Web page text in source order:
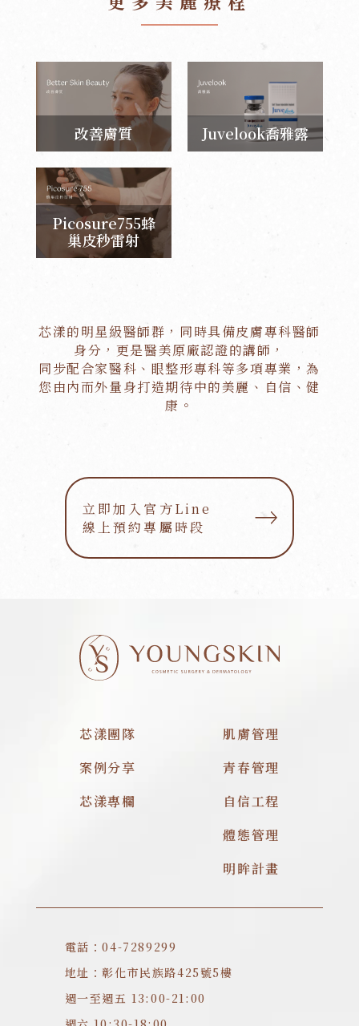
改善膚質 Juvelook喬雅露
Picosure755蜂
巢皮秒雷射
芯漾的明星級醫師群，同時具備皮膚專科醫師
身分，更是醫美原廠認證的講師，
同步配合家醫科、眼整形專科等多項專業，為
您由內而外量身打造期待中的美麗、自信、健
康。
立即加入官方Line
線上預約專屬時段
立即加入官方Line
線上預約專屬時段
芯漾團隊
案例分享
芯漾專欄
肌膚管理
青春管理
自信工程
體態管理
明眸計畫
電話：04-7289299
地址：彰化市民族路425號5樓
週一至週五 13:00-21:00